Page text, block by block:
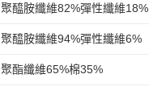
聚醯胺纖維82%彈性纖維18%
聚醯胺纖維94%彈性纖維6%
聚酯纖維65%棉35%